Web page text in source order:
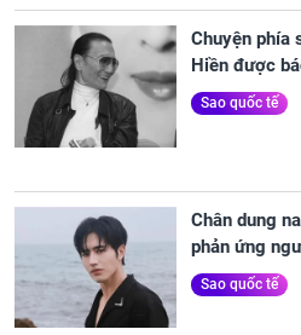
Chuyện phía
Hiền được
Sao quốc tế
Chân dung
phản ứng
Sao quốc tế